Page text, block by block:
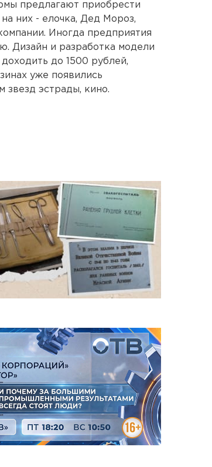
предлагают приобрести
них - елочка, Дед Мороз,
Иногда предприятия
Дизайн и разработка модели
до 1500 рублей,
уже появились
звезд эстрады, кино.